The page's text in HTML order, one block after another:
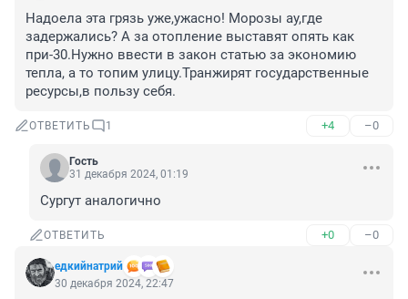
Надоела эта грязь уже,ужасно! Морозы ау,где
задержались? А за отопление выставят опять как
при-30.Нужно ввести в закон статью за экономию
тепла, а то топим улицу.Транжирят государственные
ресурсы,в пользу себя.
ОТВЕТИТЬ 1 +4 –0
Гость
31 декабря 2024, 01:19
Сургут аналогично
ОТВЕТИТЬ +0 –0
едкийнатрий
30 декабря 2024, 22:47